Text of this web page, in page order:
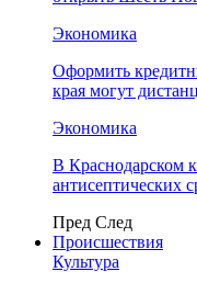
Экономика
Оформить
края могут
Экономика
В Краснодарском
антисептических
Пред След
Происшествия
Культура